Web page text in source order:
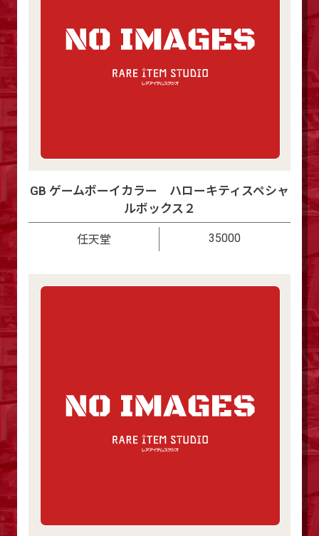
GB ゲームボーイカラー ハローキティスペシャ
ルボックス２
任天堂 35000